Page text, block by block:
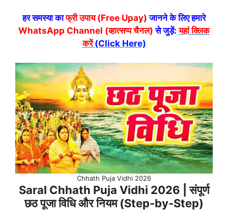
हर समस्या काफ्री उपाय (Free Upay) जानने के लिए हमारे
WhatsApp Channel (व्हात्सप्प चैनल) से जुड़ें:यहां क्लिक
करें(Click Here)
Chhath Puja Vidhi 2026
Saral Chhath Puja Vidhi 2026 | संपूर्ण
छठ पूजा विधि और नियम (Step-by-Step)